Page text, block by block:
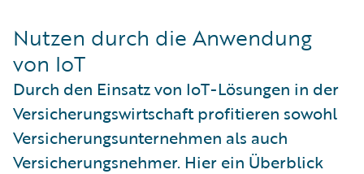
Nutzen durch die Anwendung
von IoT
Durch den Einsatz von IoT-Lösungen in der
Versicherungswirtschaft profitieren sowohl
Versicherungsunternehmen als auch
Versicherungsnehmer. Hier ein Überblick